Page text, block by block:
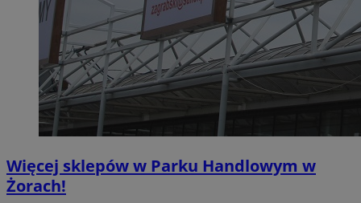
Więcej sklepów w Parku Handlowym w
Żorach!